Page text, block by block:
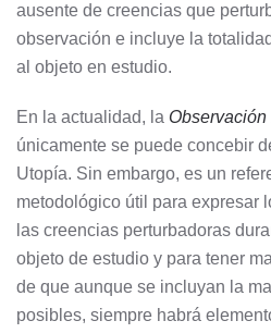
ausente de creencias que
observación e incluye la
al objeto en estudio.
En la actualidad, la
únicamente se puede concebir
Utopía. Sin embargo, es un
metodológico útil para expresar
las creencias perturbadoras
objeto de estudio y para tener
de que aunque se incluyan la
posibles, siempre habrá